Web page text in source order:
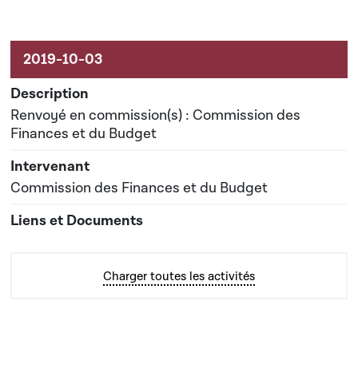
Renvoyé en commission(s) : Commission des
Finances et du Budget
Commission des Finances et du Budget
Charger toutes les activités